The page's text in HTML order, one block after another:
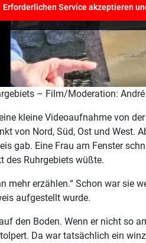
Erforderlichen Service akzeptieren
– Film/Moderation:
kleine Videoaufnahme von
von Nord, Süd, Ost und West.
gab. Eine Frau am Fenster
des Ruhrgebiets wüßte.
mehr erzählen.“ Schon war sie
aufgestellt wurde.
den Boden. Wenn er nicht so
Da war tatsächlich ein